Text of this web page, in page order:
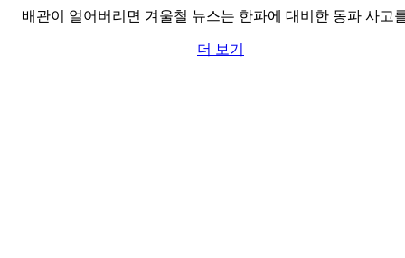
배관이 얼어버리면 겨울철 뉴스는 한파에 대비한 동파 사고
더 보기